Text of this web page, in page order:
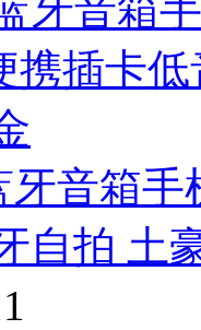
牙音箱
自拍 土